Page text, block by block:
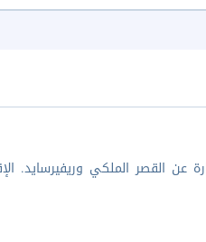
ستكون في مركز بنوم بِنْه، على بُعد 5 دقائق بالسيارة عن القصر الملكي